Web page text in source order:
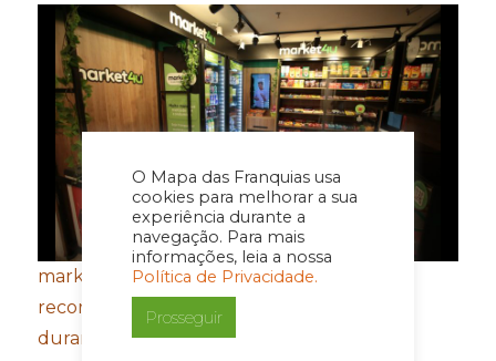
O Mapa das Franquias usa
cookies para melhorar a sua
experiência durante a
navegação. Para mais
informações, leia a nossa
Política de Privacidade.
Prosseguir
market4u fecha primeiro semestre com
recordes de expansão, franquias e vendas
durante a Copa do Mundo